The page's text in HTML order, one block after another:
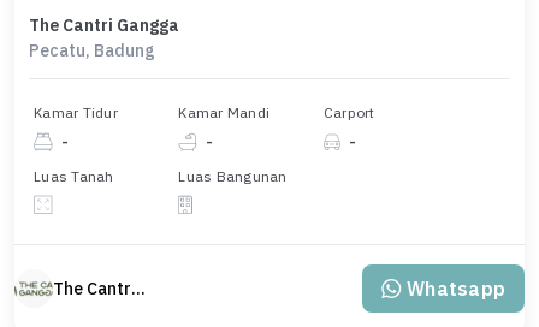
The Cantri Gangga
Pecatu, Badung
Kamar Tidur
-
Kamar Mandi
-
Carport
-
Luas Tanah Luas Bangunan
The Cantri Gangga Whatsapp